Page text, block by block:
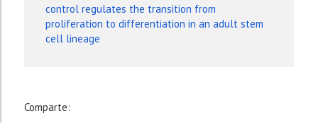
control regulates the transition from
proliferation to differentiation in an adult stem
cell lineage
Comparte: